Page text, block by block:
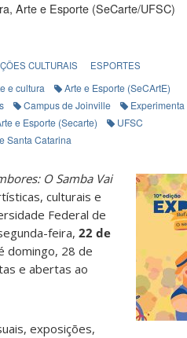
Arte e Esporte (SeCarte/UFSC)
CULTURAIS ESPORTES
e cultura
Arte e Esporte (SeCArtE)
Campus de Joinville
Experimenta
e Esporte (Secarte)
UFSC
Santa Catarina
O Samba Vai
culturais e
Federal de
feira, 22 de
domingo, 28 de
e abertas ao
exposições,